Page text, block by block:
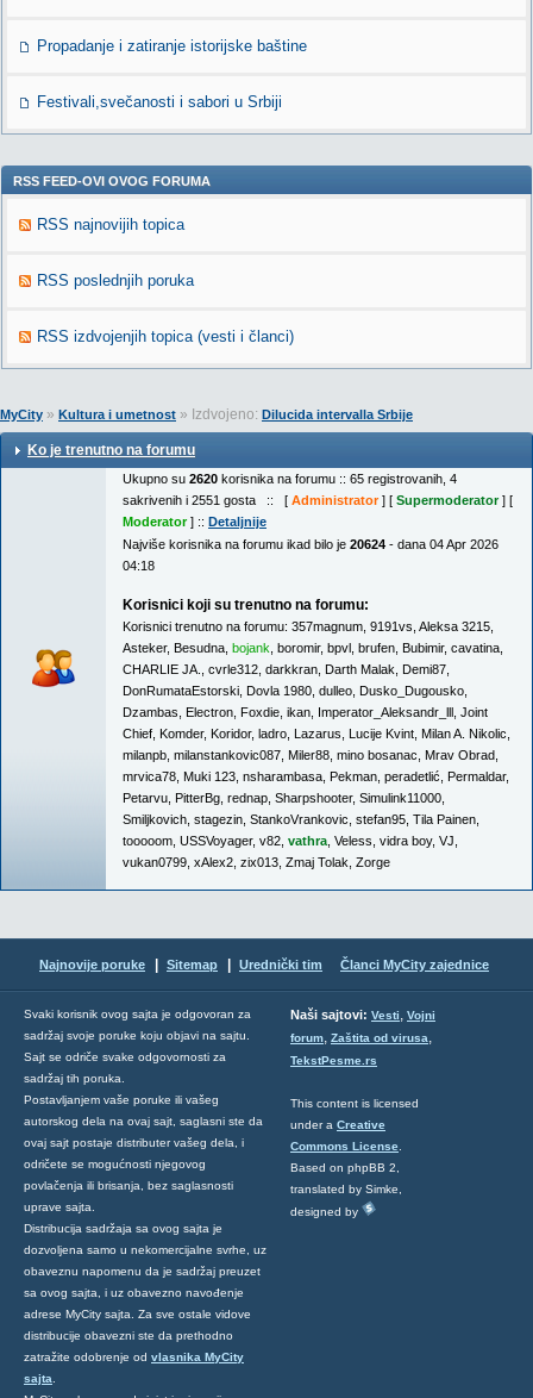
Propadanje i zatiranje istorijske baštine
Festivali,svečanosti i sabori u Srbiji
RSS FEED-OVI OVOG FORUMA
RSS najnovijih topica
RSS poslednjih poruka
RSS izdvojenjih topica (vesti i članci)
MyCity » Kultura i umetnost » Izdvojeno: Dilucida intervalla Srbije
Ko je trenutno na forumu
Ukupno su 2620 korisnika na forumu :: 65 registrovanih, 4
sakrivenih i 2551 gosta :: [ Administrator] [ Supermoderator] [
Moderator] :: Detaljnije
Najviše korisnika na forumu ikad bilo je 20624 - dana 04 Apr 2026
04:18
Korisnici koji su trenutno na forumu:
Korisnici trenutno na forumu: 357magnum 9191vs Aleksa 3215
Asteker, Besudna bojank boromir, bpvl brufen Bubimir, cavatina
CHARLIE JA.
cvrle312 darkkran Darth Malak Demi87
DonRumataEstorski Dovla 1980 dulleo Dusko_Dugousko
Dzambas Electron Foxdie ikan Imperator_Aleksandr_lll Joint
Chief Komder, Koridor, ladro Lazarus Lucije Kvint Milan A. Nikolic
milanpb milanstankovic087 Miler88 mino bosanac Mrav Obrad
mrvica78 Muki 123 nsharambasa Pekman peradetlić Permaldar,
Petarvu PitterBg rednap Sharpshooter, Simulink11000
Smiljkovich stagezin StankoVrankovic stefan95 Tila Painen
tooooom USSVoyager, v82 vathra Veless vidra boy, VJ
vukan0799 xAlex2 zix013 Zmaj Tolak Zorge
Najnovije poruke Sitemap Urednički tim Članci MyCity zajednice
Svaki korisnik ovog sajta je odgovoran za
sadržaj svoje poruke koju objavi na sajtu.
Sajt se odriče svake odgovornosti za
sadržaj tih poruka.
Postavljanjem vaše poruke ili vašeg
autorskog dela na ovaj sajt, saglasni ste da
ovaj sajt postaje distributer vašeg dela, i
odričete se mogućnosti njegovog
povlačenja ili brisanja, bez saglasnosti
uprave sajta.
Distribucija sadržaja sa ovog sajta je
dozvoljena samo u nekomercijalne svrhe, uz
obaveznu napomenu da je sadržaj preuzet
sa ovog sajta, i uz obavezno navođenje
adrese MyCity sajta. Za sve ostale vidove
distribucije obavezni ste da prethodno
zatražite odobrenje od vlasnika MyCity
sajta
Naši sajtovi: Vesti, Vojni
forum, Zaštita od virusa,
TekstPesme.rs
This content is licensed
under a Creative
Commons License
Based on phpBB 2,
translated by Simke,
designed by